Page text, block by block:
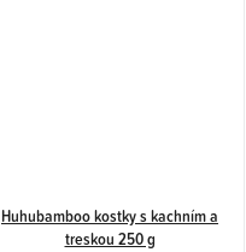
Huhubamboo kostky s kachním a
treskou 250 g